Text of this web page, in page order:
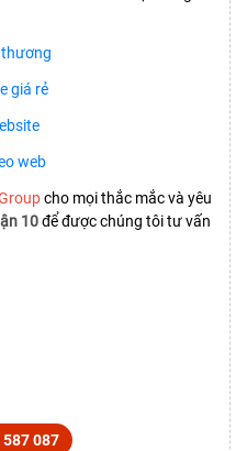
thương
giá rẻ
web
cho mọi thắc mắc và yêu
10để được chúng tôi tư vấn
587 087